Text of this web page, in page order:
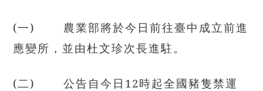
(一) 農業部將於今日前往臺中成立前進
應變所，並由杜文珍次長進駐。
(二) 公告自今日12時起全國豬隻禁運